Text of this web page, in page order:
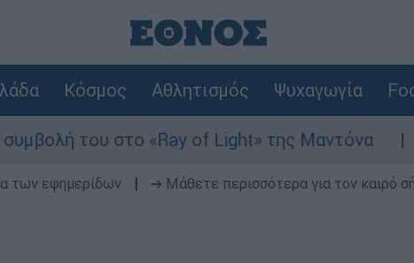
Κόσμος Αθλητισμός Ψυχαγωγία
στο «Ray of Light» της Μαντόνα Φωτιά
των εφημερίδων ➔ Μάθετε περισσότερα για τον καιρό